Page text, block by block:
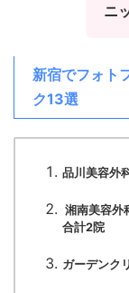
ニ
新宿でフォト
ク13選
品川美容外
湘南美容外
合計2院
ガーデンク